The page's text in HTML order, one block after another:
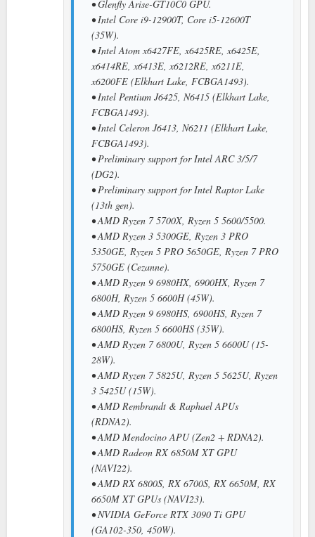
• Glenfly Arise-GT10C0 GPU.
• Intel Core i9-12900T, Core i5-12600T
(35W).
• Intel Atom x6427FE, x6425RE, x6425E,
x6414RE, x6413E, x6212RE, x6211E,
x6200FE (Elkhart Lake, FCBGA1493).
• Intel Pentium J6425, N6415 (Elkhart Lake,
FCBGA1493).
• Intel Celeron J6413, N6211 (Elkhart Lake,
FCBGA1493).
• Preliminary support for Intel ARC 3/5/7
(DG2).
• Preliminary support for Intel Raptor Lake
(13th gen).
• AMD Ryzen 7 5700X, Ryzen 5 5600/5500.
• AMD Ryzen 3 5300GE, Ryzen 3 PRO
5350GE, Ryzen 5 PRO 5650GE, Ryzen 7 PRO
5750GE (Cezanne).
• AMD Ryzen 9 6980HX, 6900HX, Ryzen 7
6800H, Ryzen 5 6600H (45W).
• AMD Ryzen 9 6980HS, 6900HS, Ryzen 7
6800HS, Ryzen 5 6600HS (35W).
• AMD Ryzen 7 6800U, Ryzen 5 6600U (15-
28W).
• AMD Ryzen 7 5825U, Ryzen 5 5625U, Ryzen
3 5425U (15W).
• AMD Rembrandt & Raphael APUs
(RDNA2).
• AMD Mendocino APU (Zen2 + RDNA2).
• AMD Radeon RX 6850M XT GPU
(NAVI22).
• AMD RX 6800S, RX 6700S, RX 6650M, RX
6650M XT GPUs (NAVI23).
• NVIDIA GeForce RTX 3090 Ti GPU
(GA102-350, 450W).